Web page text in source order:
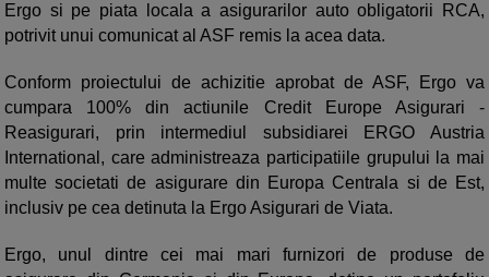
Ergo si pe piata locala a asigurarilor auto obligatorii RCA,
potrivit unui comunicat al ASF remis la acea data.
Conform proiectului de achizitie aprobat de ASF, Ergo va
cumpara 100% din actiunile Credit Europe Asigurari -
Reasigurari, prin intermediul subsidiarei ERGO Austria
International, care administreaza participatiile grupului la mai
multe societati de asigurare din Europa Centrala si de Est,
inclusiv pe cea detinuta la Ergo Asigurari de Viata.
Ergo, unul dintre cei mai mari furnizori de produse de